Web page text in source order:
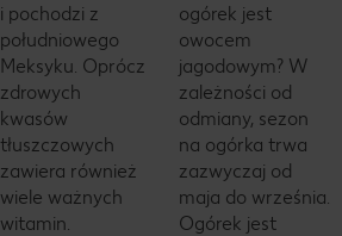
i pochodzi z
południowego
Meksyku. Oprócz
zdrowych
kwasów
tłuszczowych
zawiera również
wiele ważnych
witamin.
ogórek jest
owocem
jagodowym? W
zależności od
odmiany, sezon
na ogórka trwa
zazwyczaj od
maja do września.
Ogórek jest